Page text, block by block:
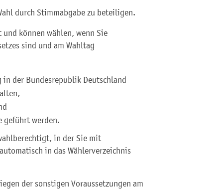
durch Stimmabgabe zu beteiligen.
können wählen, wenn Sie
sind und am Wahltag
der Bundesrepublik Deutschland
geführt werden.
in der Sie mit
in das Wählerverzeichnis
der sonstigen Voraussetzungen am